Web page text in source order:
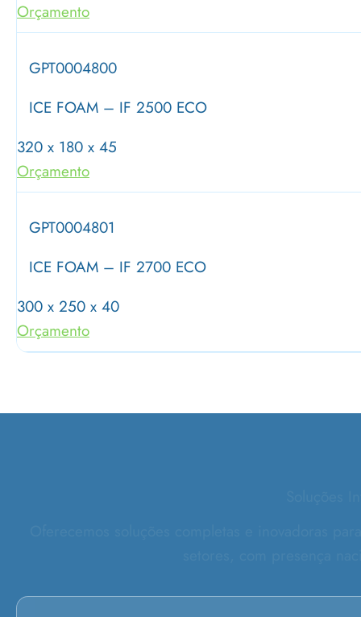
Orçamento
GPT0004800
ICE FOAM – IF 2500 ECO
320 x 180 x 45
Orçamento
GPT0004801
ICE FOAM – IF 2700 ECO
300 x 250 x 40
Orçamento